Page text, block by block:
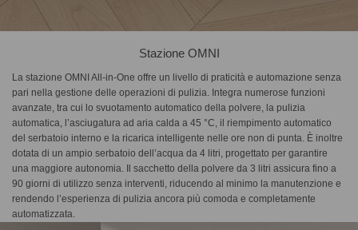
Stazione OMNI
La stazione OMNI All-in-One offre un livello di praticità e automazione senza
pari nella gestione delle operazioni di pulizia. Integra numerose funzioni
avanzate, tra cui lo svuotamento automatico della polvere, la pulizia
automatica, l’asciugatura ad aria calda a 45 °C, il riempimento automatico
del serbatoio interno e la ricarica intelligente nelle ore non di punta. È inoltre
dotata di un ampio serbatoio dell’acqua da 4 litri, progettato per garantire
una maggiore autonomia. Il sacchetto della polvere da 3 litri assicura fino a
90 giorni di utilizzo senza interventi, riducendo al minimo la manutenzione e
rendendo l’esperienza di pulizia ancora più comoda e completamente
automatizzata.